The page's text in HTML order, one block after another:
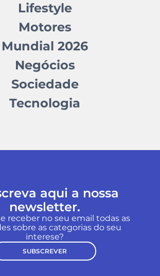
Lifestyle
Motores
Mundial 2026
Negócios
Sociedade
Tecnologia
aqui a nossa
newsletter.
receber no seu email todas as
sobre as categorias do seu
interese?
SUBSCREVER